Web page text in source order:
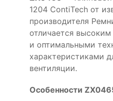
1204 ContiTech от
производителя
отличается
и оптимальными
характеристиками
вентиляции.
Особенности